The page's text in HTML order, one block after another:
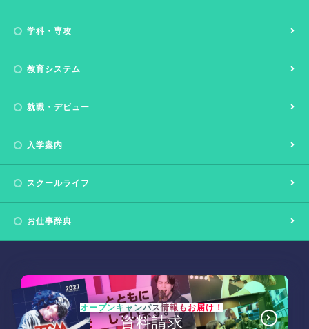
学科・専攻
教育システム
就職・デビュー
入学案内
スクールライフ
お仕事辞典
オープンキャンパス情報もお届け！
資料請求